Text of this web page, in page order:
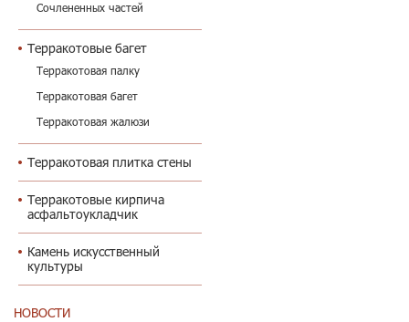
Сочлененных частей
Терракотовые багет
Терракотовая палку
Терракотовая багет
Терракотовая жалюзи
Терракотовая плитка стены
Терракотовые кирпича
асфальтоукладчик
Камень искусственный
культуры
НОВОСТИ